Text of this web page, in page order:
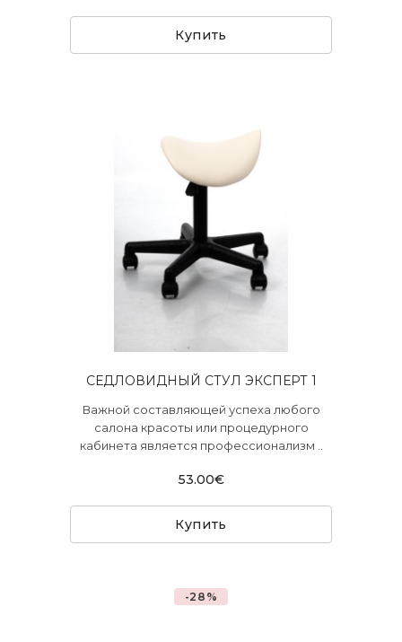
Купить
СЕДЛОВИДНЫЙ СТУЛ ЭКСПЕРТ 1
Важной составляющей успеха любого
салона красоты или процедурного
кабинета является профессионализм ..
53.00€
Купить
-28%